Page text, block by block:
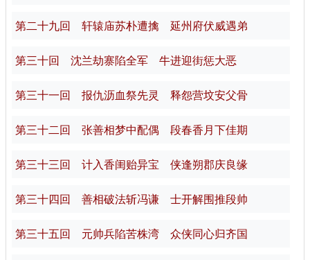
第二十九回 轩辕庙苏朴遭擒 延州府伏威遇弟
第三十回 沈兰劫寨陷全军 牛进迎街惩大恶
第三十一回 报仇沥血祭先灵 释怨营坟安父骨
第三十二回 张善相梦中配偶 段春香月下佳期
第三十三回 计入香闺贻异宝 侠逢朔郡庆良缘
第三十四回 善相破法斩冯谦 士开解围推段帅
第三十五回 元帅兵陷苦株湾 众侠同心归齐国